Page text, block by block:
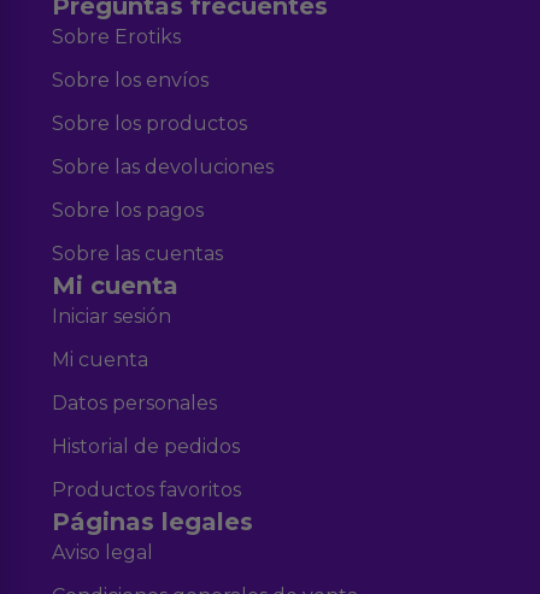
Preguntas frecuentes
Sobre Erotiks
Sobre los envíos
Sobre los productos
Sobre las devoluciones
Sobre los pagos
Sobre las cuentas
Mi cuenta
Iniciar sesión
Mi cuenta
Datos personales
Historial de pedidos
Productos favoritos
Páginas legales
Aviso legal